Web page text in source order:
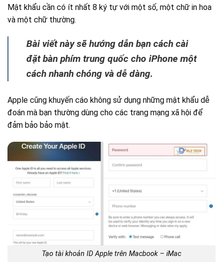
Mật khẩu cần có ít nhất 8 ký tự với một số, một chữ in hoa
và một chữ thường.
Bài viết này sẽ hướng dẫn bạn cách cài
đặt bàn phím trung quốc cho iPhone một
cách nhanh chóng và dễ dàng.
Apple cũng khuyến cáo không sử dụng những mật khẩu dễ
đoán mà bạn thường dùng cho các trang mạng xã hội để
đảm bảo bảo mật.
Tạo tài khoản ID Apple trên Macbook – iMac